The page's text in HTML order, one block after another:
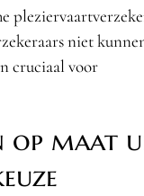
niet
cruciaal voor
op maat